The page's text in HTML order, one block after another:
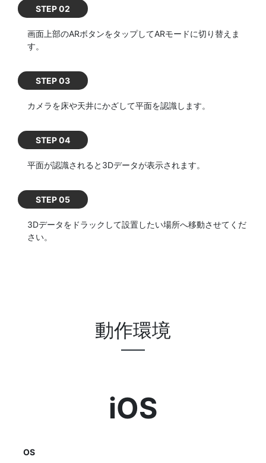
STEP 02
画面上部のARボタンをタップしてARモードに切り替えま
す。
STEP 03
カメラを床や天井にかざして平面を認識します。
STEP 04
平面が認識されると3Dデータが表示されます。
STEP 05
3Dデータをドラックして設置したい場所へ移動させてくだ
さい。
動作環境
iOS
OS